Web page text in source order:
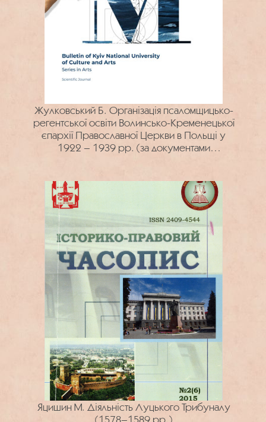
Жулковський Б. Організація псаломщицько-
регентської освіти Волинсько-Кременецької
єпархії Православної Церкви в Польщі у
1922 – 1939 рр. (за документами
Яцишин М. Діяльність Луцького Трибуналу
(1578–1589 рр.)